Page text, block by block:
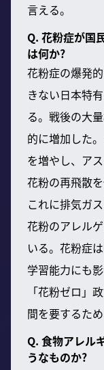
言える。
Q. 花粉症が国
は何か?
花粉症の爆発
きない日本特
る。戦後の大
的に増加した
を増やし、ア
花粉の再飛散を
これに排気ガ
花粉のアレル
いる。花粉症
学習能力にも
「花粉ゼロ」
間を要するた
Q. 食物アレル
うなものか?